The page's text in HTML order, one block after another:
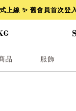
上線 ✨ 舊會員首次登
品 服飾